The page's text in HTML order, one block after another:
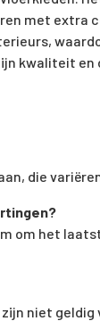
met extra
kwaliteit
die
om het
niet